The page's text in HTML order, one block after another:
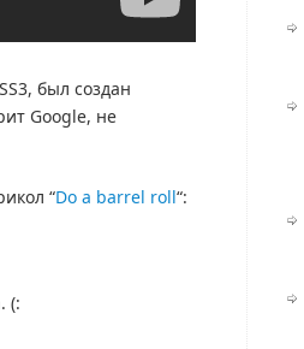
был создан
Google, не
“Do a barrel roll“:
(: